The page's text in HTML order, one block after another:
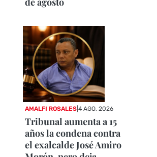
AMALFI ROSALES |4 AGO, 2026
Tribunal aumenta a 15
años la condena contra
el exalcalde José Amiro